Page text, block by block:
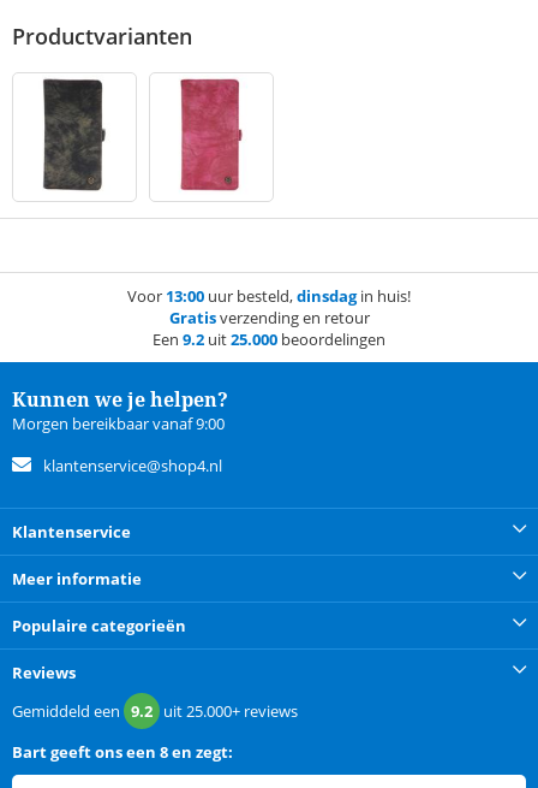
Productvarianten
Voor 13:00 uur besteld,dinsdagin huis!
Gratisverzending en retour
Een 9.2 uit25.000 beoordelingen
Kunnen we je helpen?
Morgen bereikbaar vanaf 9:00
klantenservice@shop4.nl
Klantenservice
Meer informatie
Populaire categorieën
Reviews
Gemiddeld een 9.2 uit25.000+ reviews
Bartgeeft ons een 8 en zegt: